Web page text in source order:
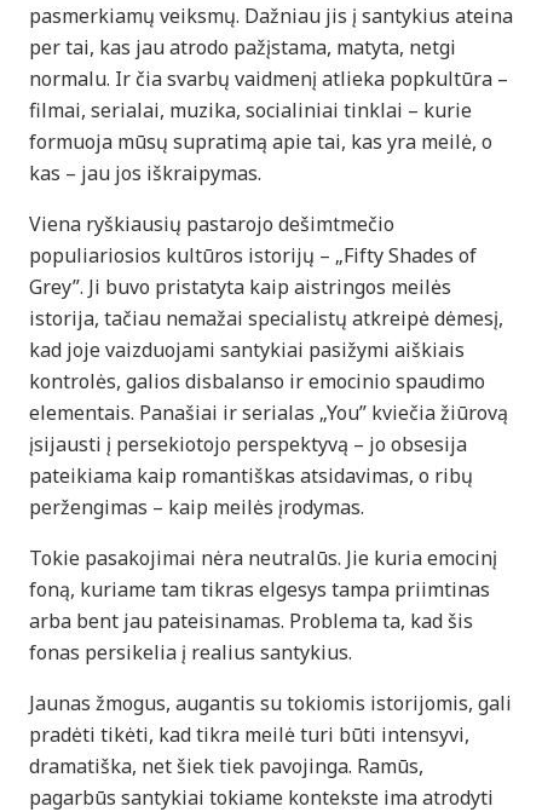
pasmerkiamų veiksmų. Dažniau jis į santykius ateina
per tai, kas jau atrodo pažįstama, matyta, netgi
normalu. Ir čia svarbų vaidmenį atlieka popkultūra –
filmai, serialai, muzika, socialiniai tinklai – kurie
formuoja mūsų supratimą apie tai, kas yra meilė, o
kas – jau jos iškraipymas.
Viena ryškiausių pastarojo dešimtmečio
populiariosios kultūros istorijų – „Fifty Shades of
Grey”. Ji buvo pristatyta kaip aistringos meilės
istorija, tačiau nemažai specialistų atkreipė dėmesį,
kad joje vaizduojami santykiai pasižymi aiškiais
kontrolės, galios disbalanso ir emocinio spaudimo
elementais. Panašiai ir serialas „You” kviečia žiūrovą
įsijausti į persekiotojo perspektyvą – jo obsesija
pateikiama kaip romantiškas atsidavimas, o ribų
peržengimas – kaip meilės įrodymas.
Tokie pasakojimai nėra neutralūs. Jie kuria emocinį
foną, kuriame tam tikras elgesys tampa priimtinas
arba bent jau pateisinamas. Problema ta, kad šis
fonas persikelia į realius santykius.
Jaunas žmogus, augantis su tokiomis istorijomis, gali
pradėti tikėti, kad tikra meilė turi būti intensyvi,
dramatiška, net šiek tiek pavojinga. Ramūs,
pagarbūs santykiai tokiame kontekste ima atrodyti